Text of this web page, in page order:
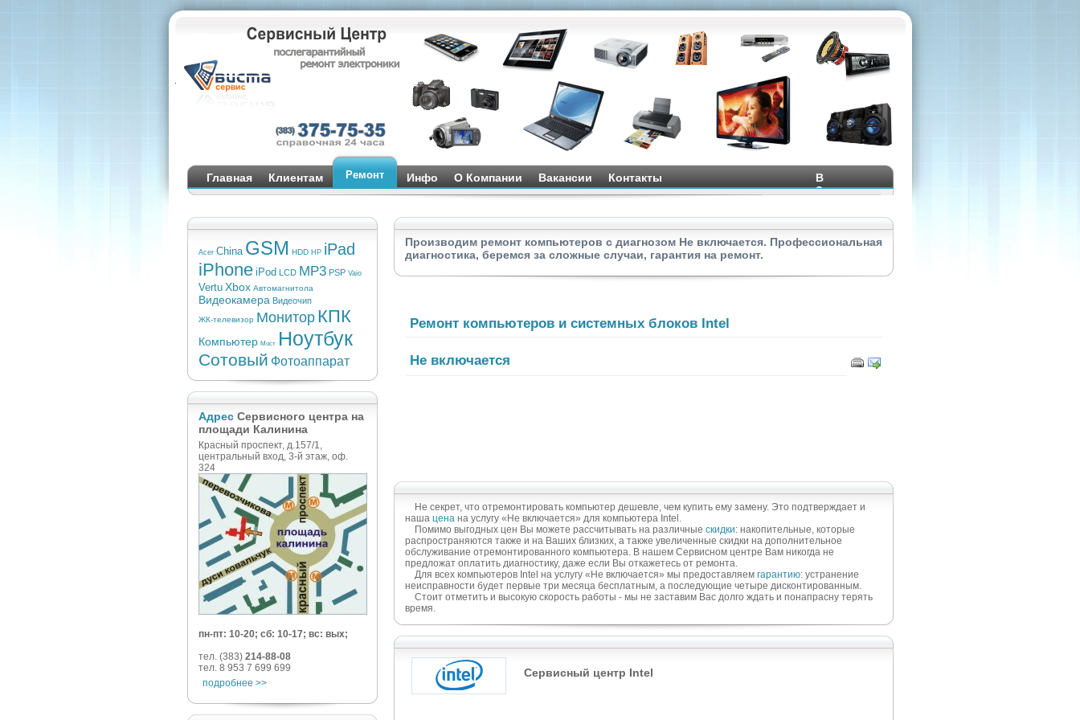
Главная Клиентам Ремонт Инфо О Компании Вакансии Контакты
В
Закладки
Acer China GSM HDD HP iPad
iPhone iPod LCD MP3 PSP Vaio
Vertu Xbox Автомагнитола
Видеокамера Видеочип
ЖК-телевизор Монитор КПК
Компьютер Мост Ноутбук
Сотовый Фотоаппарат
АдресСервисного центра на
площади Калинина
Красный проспект, д.157/1,
центральный вход, 3-й этаж, оф.
324
пн-пт: 10-20; сб: 10-17; вс: вых;
тел. (383) 214-88-08
тел. 8 953 7 699 699
подробнее >>
Производим ремонт компьютеров с диагнозом Не включается. Профессиональная
диагностика, беремся за сложные случаи, гарантия на ремонт.
Ремонт компьютеров и системных блоков Intel
Не включается
Не секрет, что отремонтировать компьютер дешевле, чем купить ему замену. Это подтверждает и
наша ценана услугу «Не включается» для компьютера Intel.
Помимо выгодных цен Вы можете рассчитывать на различные скидки: накопительные, которые
распространяются также и на Ваших близких, а также увеличенные скидки на дополнительное
обслуживание отремонтированного компьютера. В нашем Сервисном центре Вам никогда не
предложат оплатить диагностику, даже если Вы откажетесь от ремонта.
Для всех компьютеров Intel на услугу «Не включается» мы предоставляем гарантию: устранение
неисправности будет первые три месяца бесплатным, а последующие четыре дисконтированным.
Стоит отметить и высокую скорость работы - мы не заставим Вас долго ждать и понапрасну терять
время.
Сервисный центр Intel